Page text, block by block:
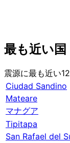
最も近い国
震源に最も近い12
Ciudad Sandino
Mateare
マナグア
Tipitapa
San Rafael del